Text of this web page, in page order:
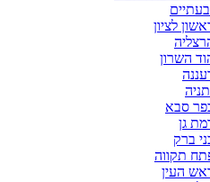
לציון
השרון
סבא
גן
ברק
תקווה
העין